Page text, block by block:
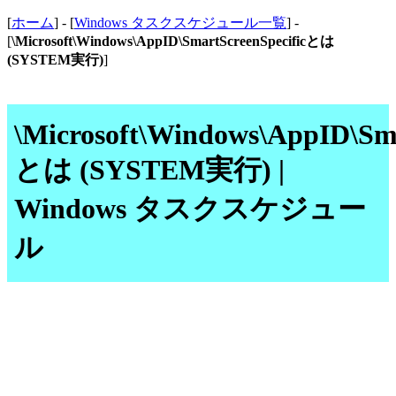
[ホーム] - [Windows タスクスケジュール一覧] -
[\Microsoft\Windows\AppID\SmartScreenSpecificとは
(SYSTEM実行)]
とは (SYSTEM実行) |
Windows タスクスケジュー
ル